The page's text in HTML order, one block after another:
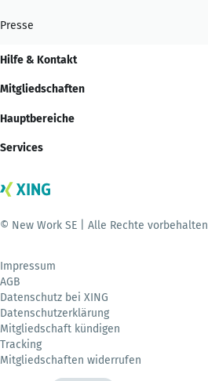
Presse
Hilfe & Kontakt
Mitgliedschaften
Hauptbereiche
Services
© New Work SE | Alle Rechte vorbehalten
Impressum
AGB
Datenschutz bei XING
Datenschutzerklärung
Mitgliedschaft kündigen
Tracking
Mitgliedschaften widerrufen